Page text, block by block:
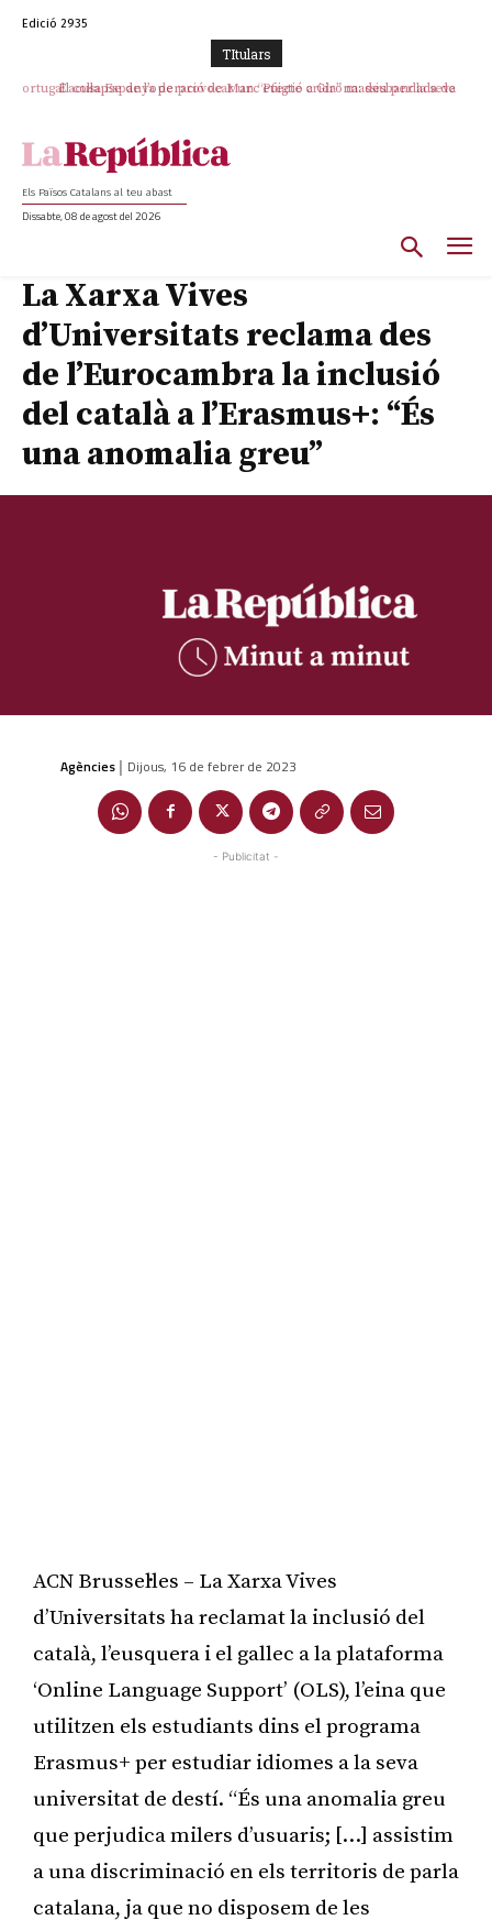
Edició 2935
TItulars
El col·lapse de l’operació de Marc Puigtió a Girona: desbandada de
Els Països Catalans al teu abast
Dissabte, 08 de agost del 2026
La Xarxa Vives
d’Universitats reclama des
de l’Eurocambra la inclusió
del català a l’Erasmus+: “És
una anomalia greu”
Agències | Dijous, 16 de febrer de 2023
- Publicitat -
ACN Brussel·les – La Xarxa Vives
d’Universitats ha reclamat la inclusió del
català, l’eusquera i el gallec a la plataforma
‘Online Language Support’ (OLS), l’eina que
utilitzen els estudiants dins el programa
Erasmus+ per estudiar idiomes a la seva
universitat de destí. “És una anomalia greu
que perjudica milers d’usuaris; […] assistim
a una discriminació en els territoris de parla
catalana, ja que no disposem de les